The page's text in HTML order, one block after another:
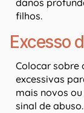
danos
filhos.
Excesso
Colocar sobre
excessivas
mais novos
sinal de abuso.